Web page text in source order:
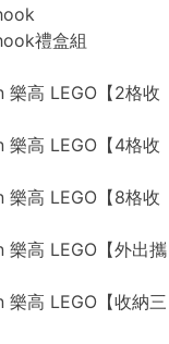
禮盒組
高 LEGO【2格收
高 LEGO【4格收
高 LEGO【8格收
高 LEGO【外出攜
高 LEGO【收納三